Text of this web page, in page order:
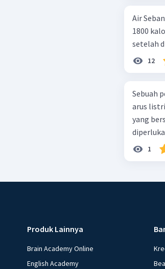
Air
1800
setelah
12
Sebuah
arus
yang
1
Produk Lainnya
Brain Academy Online
English Academy